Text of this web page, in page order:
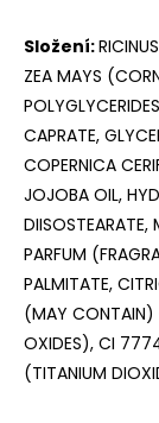
Složení:
ZEA MAYS
CAPRATE,
COPERNICA
JOJOBA OIL,
DIISOSTEARATE,
PARFUM
PALMITATE,
(MAY
OXIDES), CI
(TITANIUM